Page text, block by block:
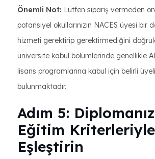
Önemli Not: Lütfen sipariş vermeden
potansiyel okullarınızın NACES üyesi bir
hizmeti gerektirip gerektirmediğini
üniversite kabul bölümlerinde genellikle
lisans programlarına kabul için belirli
bulunmaktadır.
Adım 5:
Eğitim Kriterleriyle
Eşleştirin